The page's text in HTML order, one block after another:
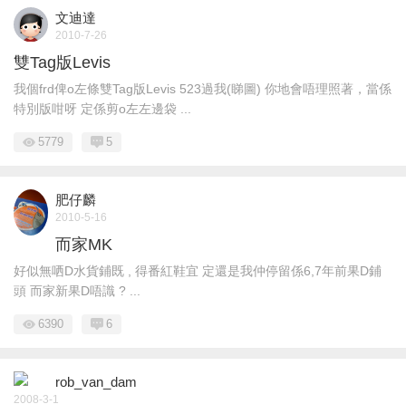
文迪達
2010-7-26
雙Tag版Levis
我個frd俾o左條雙Tag版Levis 523過我(睇圖) 你地會唔理照著，當係
特別版咁呀 定係剪o左左邊袋 ...
5779 5
肥仔麟
2010-5-16
而家MK
好似無哂D水貨鋪既 , 得番紅鞋宜 定還是我仲停留係6,7年前果D鋪
頭 而家新果D唔識 ? ...
6390 6
rob_van_dam
2008-3-1